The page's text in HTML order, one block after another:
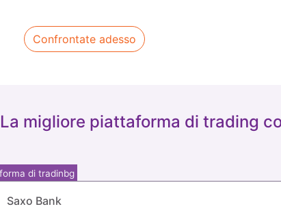
Confrontate adesso
La migliore piattaforma di trading
di tradinbg
Saxo Bank